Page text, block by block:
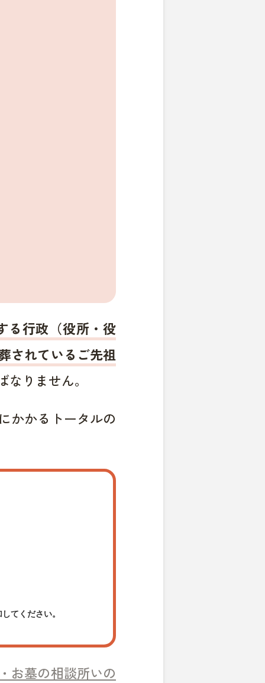
る行政（役所・役
されているご先祖
りません。
かかるトータルの
てください。
お墓の相談所いの